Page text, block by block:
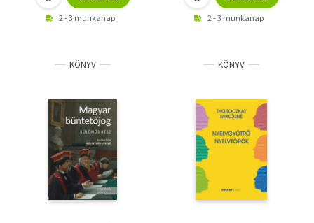
2 - 3 munkanap 2 - 3 munkanap
KÖNYV KÖNYV